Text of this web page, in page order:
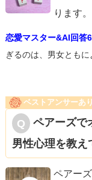
ります
恋愛マスター&AI回答
ぎるのは、男女ともに
ベストアンサーあり
ペアーズで
男性心理を教え
ペアー